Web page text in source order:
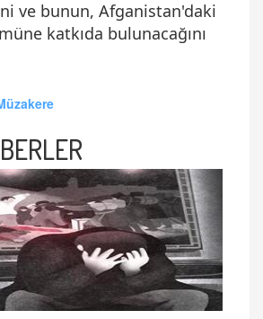
ve bunun, Afganistan'daki
katkıda bulunacağını